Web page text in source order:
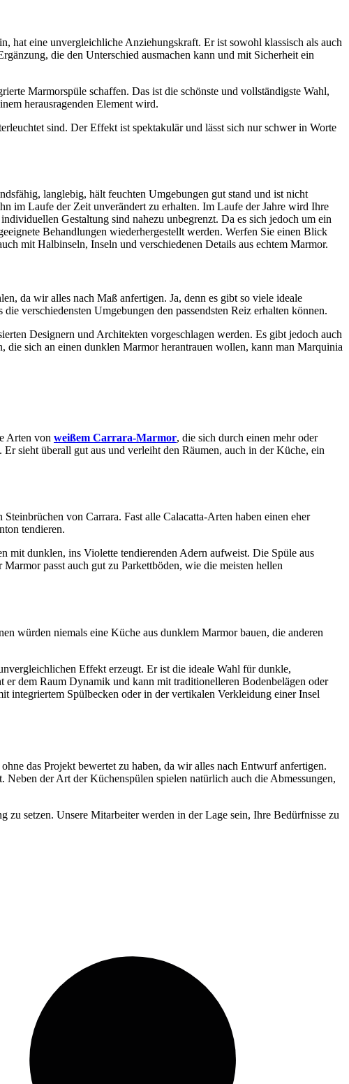
hat eine unvergleichliche Anziehungskraft. Er ist sowohl klassisch als auch
die den Unterschied ausmachen kann und mit Sicherheit ein
Marmorspüle schaffen. Das ist die schönste und vollständigste Wahl,
herausragenden Element wird.
sind. Der Effekt ist spektakulär und lässt sich nur schwer in Worte
langlebig, hält feuchten Umgebungen gut stand und ist nicht
im Laufe der Zeit unverändert zu erhalten. Im Laufe der Jahre wird Ihre
Gestaltung sind nahezu unbegrenzt. Da es sich jedoch um ein
Behandlungen wiederhergestellt werden. Werfen Sie einen Blick
mit Halbinseln, Inseln und verschiedenen Details aus echtem Marmor.
da wir alles nach Maß anfertigen. Ja, denn es gibt so viele ideale
verschiedensten Umgebungen den passendsten Reiz erhalten können.
Designern und Architekten vorgeschlagen werden. Es gibt jedoch auch
sich an einen dunklen Marmor herantrauen wollen, kann man Marquinia
Arten von weißem Carrara-Marmor, die sich durch einen mehr oder
sieht überall gut aus und verleiht den Räumen, auch in der Küche, ein
von Carrara. Fast alle Calacatta-Arten haben einen eher
tendieren.
mit dunklen, ins Violette tendierenden Adern aufweist. Die Spüle aus
passt auch gut zu Parkettböden, wie die meisten hellen
würden niemals eine Küche aus dunklem Marmor bauen, die anderen
Effekt erzeugt. Er ist die ideale Wahl für dunkle,
dem Raum Dynamik und kann mit traditionelleren Bodenbelägen oder
integriertem Spülbecken oder in der vertikalen Verkleidung einer Insel
das Projekt bewertet zu haben, da wir alles nach Entwurf anfertigen.
der Art der Küchenspülen spielen natürlich auch die Abmessungen,
setzen. Unsere Mitarbeiter werden in der Lage sein, Ihre Bedürfnisse zu